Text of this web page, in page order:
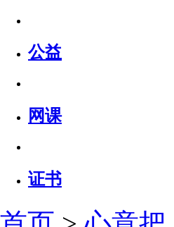
公益
网课
证书